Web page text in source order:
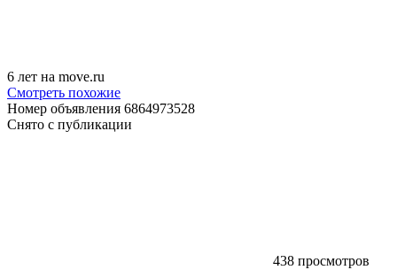
6 лет на move.ru
Смотреть похожие
Номер объявления 6864973528
Снято с публикации
438 просмотров